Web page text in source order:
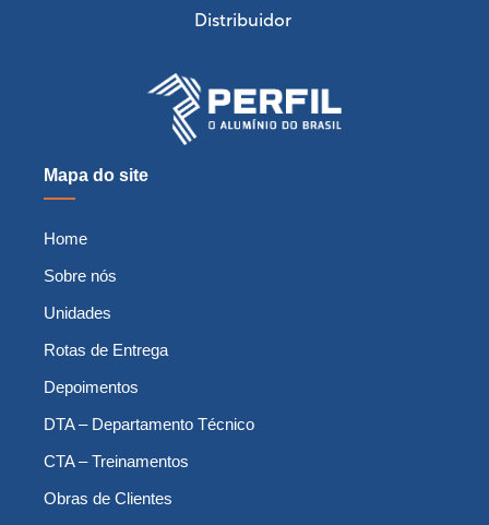
Distribuidor
Mapa do site
Home
Sobre nós
Unidades
Rotas de Entrega
Depoimentos
DTA – Departamento Técnico
CTA – Treinamentos
Obras de Clientes